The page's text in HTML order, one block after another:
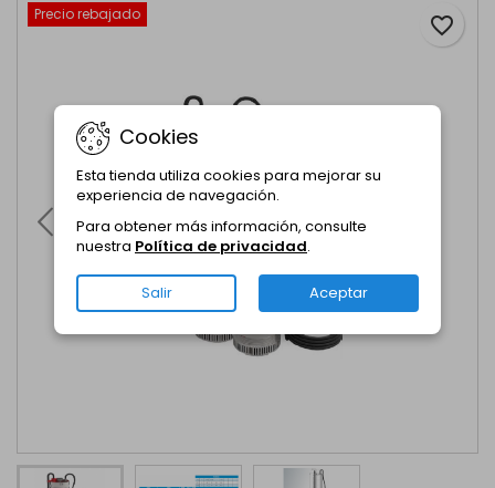
Precio rebajado favorite_border
Cookies
Esta tienda utiliza cookies para mejorar su
experiencia de navegación.
Para obtener más información, consulte
nuestra Política de privacidad.
Salir Aceptar